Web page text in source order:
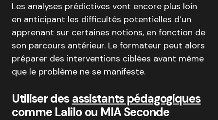
Les analyses prédictives vont encore plus loin
en anticipant les difficultés potentielles d’un
apprenant sur certaines notions, en fonction de
son parcours antérieur. Le formateur peut alors
préparer des interventions ciblées avant même
que le problème ne se manifeste.
Utiliser desassistants pédagogiques
comme Lalilo ou MIA Seconde